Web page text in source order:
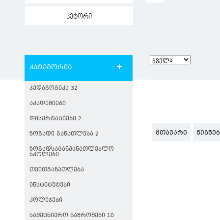
ავტორი
კატეგორია
ᲞᲔᲓᲐᲒᲝᲒᲘᲙᲐ 32
ᲐᲙᲐᲓᲔᲛᲘᲔᲑᲘ
ᲓᲘᲡᲔᲠᲢᲐᲪᲘᲔᲑᲘ 2
ᲖᲝᲒᲐᲓᲘ ᲒᲐᲜᲐᲗᲚᲔᲑᲐ 2
ᲖᲝᲒᲐᲓᲡᲐᲒᲐᲜᲛᲐᲜᲐᲗᲚᲔᲑᲚᲝ
ᲡᲙᲝᲚᲔᲑᲘ
ᲗᲕᲘᲗᲒᲐᲜᲐᲗᲚᲔᲑᲐ
ᲘᲜᲡᲢᲘᲢᲣᲢᲔᲑᲘ
ᲙᲝᲚᲔᲯᲔᲑᲘ
ᲡᲐᲛᲔᲪᲜᲘᲔᲠᲝ ᲜᲐᲨᲠᲝᲛᲔᲑᲘ 10
ᲛᲗᲐᲕᲐᲠᲘ